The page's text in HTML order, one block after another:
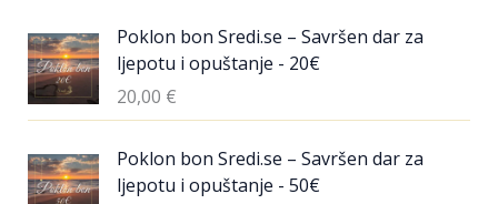
Poklon bon Sredi.se – Savršen dar za
ljepotu i opuštanje - 20€
20,00 €
Poklon bon Sredi.se – Savršen dar za
ljepotu i opuštanje - 50€